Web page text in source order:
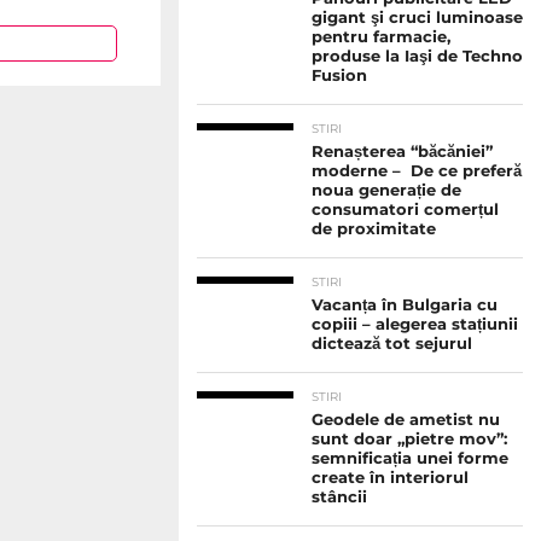
gigant şi cruci luminoase
pentru farmacie,
produse la Iaşi de Techno
Fusion
STIRI
Renașterea “băcăniei”
moderne – De ce preferă
noua generație de
consumatori comerțul
de proximitate
STIRI
Vacanța în Bulgaria cu
copiii – alegerea stațiunii
dictează tot sejurul
STIRI
Geodele de ametist nu
sunt doar „pietre mov”:
semnificația unei forme
create în interiorul
stâncii